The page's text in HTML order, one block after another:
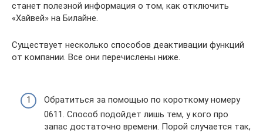
станет полезной информация о том, как отключить
«Хайвей» на Билайне.
Существует несколько способов деактивации функций
от компании. Все они перечислены ниже.
Обратиться за помощью по короткому номеру
0611. Способ подойдет лишь тем, у кого про
запас достаточно времени. Порой случается так,